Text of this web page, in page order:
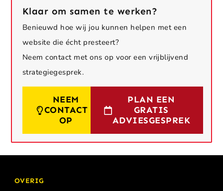
Klaar om samen te werken?
Benieuwd hoe wij jou kunnen helpen met een
website die écht presteert?
Neem contact met ons op voor een vrijblijvend
strategiegesprek.
NEEM
CONTACT
OP
PLAN EEN
GRATIS
ADVIESGESPREK
OVERIG